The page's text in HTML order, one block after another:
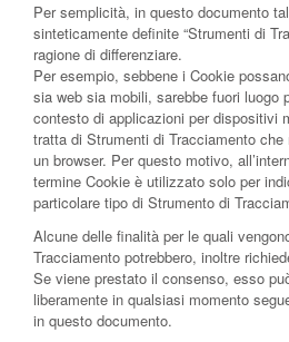
Per semplicità, in questo documento
sinteticamente definite “Strumenti di
ragione di differenziare.
Per esempio, sebbene i Cookie
sia web sia mobili, sarebbe fuori luogo
contesto di applicazioni per dispositivi
tratta di Strumenti di Tracciamento
un browser. Per questo motivo,
termine Cookie è utilizzato solo per
particolare tipo di Strumento di
Alcune delle finalità per le quali
Tracciamento potrebbero, inoltre
Se viene prestato il consenso, esso
liberamente in qualsiasi momento
in questo documento.